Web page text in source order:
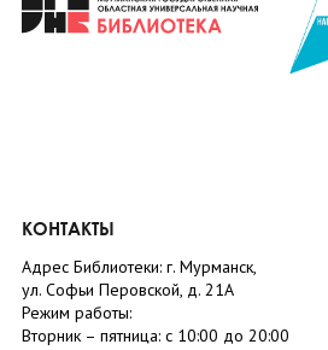
КОНТАКТЫ
Адрес Библиотеки: г. Мурманск,
ул. Софьи Перовской, д. 21А
Режим работы:
Вторник – пятница: с 10:00 до 20:00